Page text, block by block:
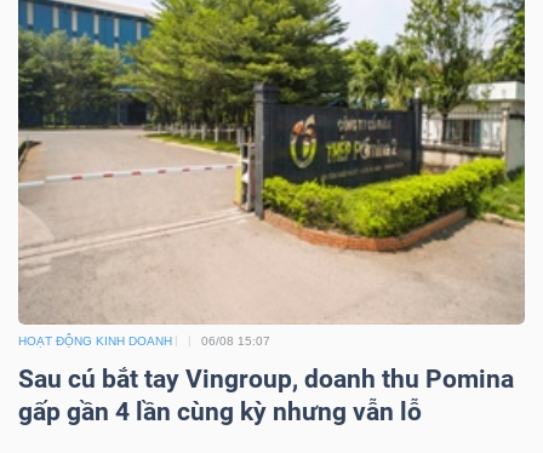
HOẠT ĐỘNG KINH DOANH 06/08 15:07
Sau cú bắt tay Vingroup, doanh thu Pomina
gấp gần 4 lần cùng kỳ nhưng vẫn lỗ
THÔNG
TIN
VỤ
TRUYỀN